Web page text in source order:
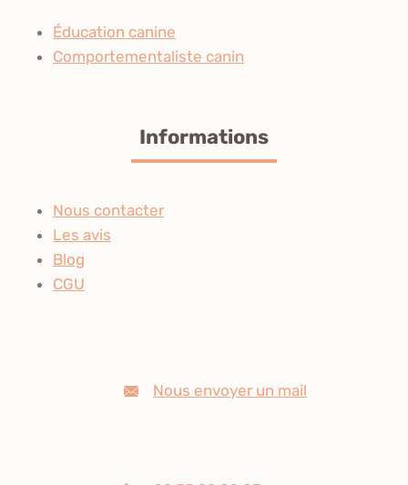
Éducation canine
Comportementaliste canin
Informations
Nous contacter
Les avis
Blog
CGU
Nous envoyer un mail